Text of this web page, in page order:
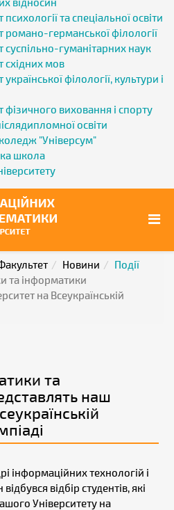
та спеціальної освіти
романо-германської філології
суспільно-гуманітарних наук
східних мов
філології, культури і
фізичного виховання і спорту
освіти
"Універсум"
школа
Новини
Події
та інформатики
на Всеукраїнській
та
наш
інформаційних технологій і
відбір студентів, які
Університету на